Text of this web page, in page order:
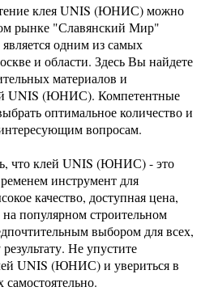
клея UNIS (ЮНИС) можно
рынке "Славянский Мир"
одним из самых
и области. Здесь Вы найдете
материалов и
UNIS (ЮНИС). Компетентные
оптимальное количество и
вопросам.
что клей UNIS (ЮНИС) - это
инструмент для
качество, доступная цена,
популярном строительном
выбором для всех,
Не упустите
UNIS (ЮНИС) и увериться в
самостоятельно.